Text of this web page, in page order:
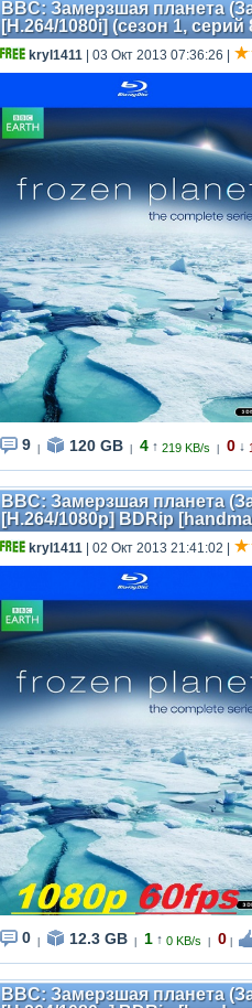
BBC: Замерзшая планета
[H.264/1080i] (сезон 1, серий
kryl1411 | 03 Окт 2013 07:36:26
9 120 GB 4 ↑ 219 KB/s 0 ↓
BBC: Замерзшая планета
[H.264/1080p] BDRip
kryl1411 | 02 Окт 2013 21:41:02
0 12.3 GB 1 ↑ 0 KB/s 0
BBC: Замерзшая планета